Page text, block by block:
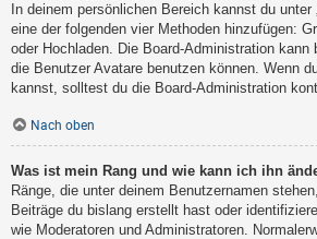
In deinem persönlichen Bereich kannst du unter
eine der folgenden vier Methoden hinzufügen:
oder Hochladen. Die Board-Administration kann
die Benutzer Avatare benutzen können. Wenn
kannst, solltest du die Board-Administration
Nach oben
Was ist mein Rang und wie kann ich ihn
Ränge, die unter deinem Benutzernamen
Beiträge du bislang erstellt hast oder
wie Moderatoren und Administratoren.